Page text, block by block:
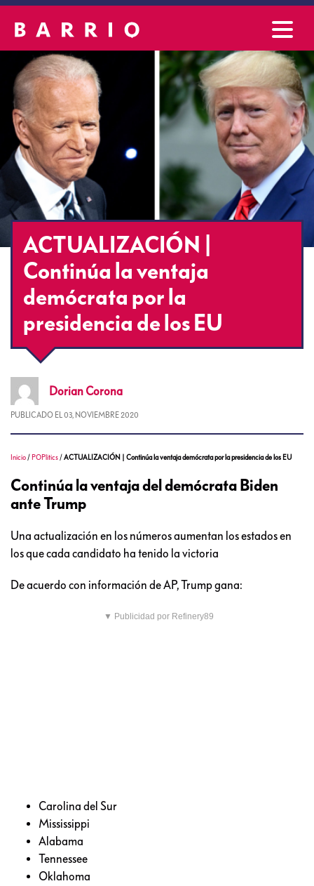
ACTUALIZACIÓN |
Continúa la ventaja
demócrata por la
presidencia de los EU
Dorian Corona
PUBLICADO EL 03, NOVIEMBRE 2020
Inicio / POPlitics /ACTUALIZACIÓN | Continúa la ventaja demócrata por la presidencia de los EU
Continúa la ventaja del demócrata Biden
ante Trump
Una actualización en los números aumentan los estados en
los que cada candidato ha tenido la victoria
De acuerdo con información de AP, Trump gana:
▼ Publicidad por Refinery89
Carolina del Sur
Mississippi
Alabama
Tennessee
Oklahoma